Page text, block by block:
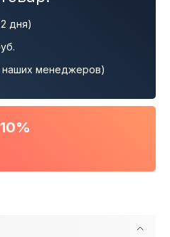
дня)
наших менеджеров)